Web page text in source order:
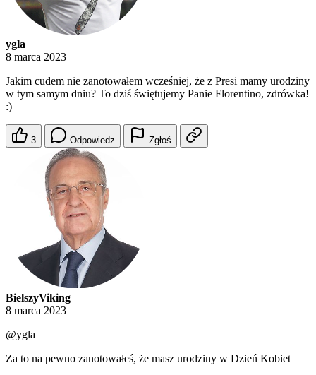
ygla
8 marca 2023
Jakim cudem nie zanotowałem wcześniej, że z Presi mamy urodziny
w tym samym dniu? To dziś świętujemy Panie Florentino, zdrówka!
:)
3 Odpowiedz Zgłoś
BielszyViking
8 marca 2023
@ygla
Za to na pewno zanotowałeś, że masz urodziny w Dzień Kobiet